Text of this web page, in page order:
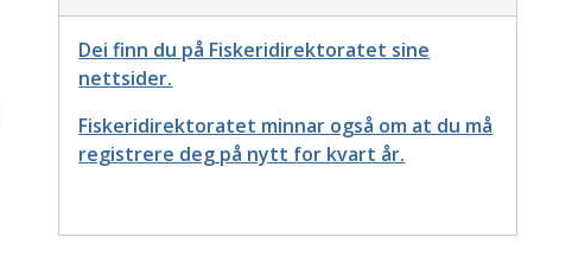
Dei finn du på Fiskeridirektoratet sine
nettsider.
Fiskeridirektoratet minnar også om at du må
registrere deg på nytt for kvart år.